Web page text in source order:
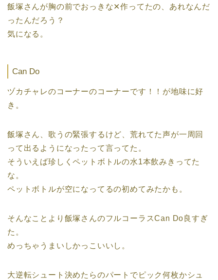
飯塚さんが胸の前でおっきな✕作ってたの、あれなんだ
ったんだろう？
気になる。
Can Do
ヅカチャレのコーナーのコーナーです！！が地味に好
き。
飯塚さん、歌うの緊張するけど、荒れてた声が一周回
って出るようになったって言ってた。
そういえば珍しくペットボトルの水1本飲みきってた
な。
ペットボトルが空になってるの初めてみたかも。
そんなことより飯塚さんのフルコーラスCan Do良すぎ
た。
めっちゃうまいしかっこいいし。
大逆転シュート決めたらのパートでピック何枚かシュ